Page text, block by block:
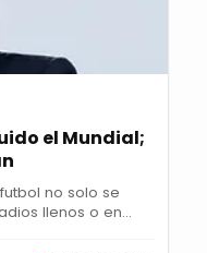
el Mundial;
no solo se
llenos o en...